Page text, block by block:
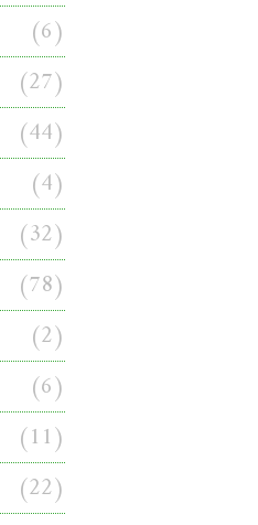
(6)
(27)
(44)
(4)
(32)
(78)
(2)
(6)
(11)
(22)